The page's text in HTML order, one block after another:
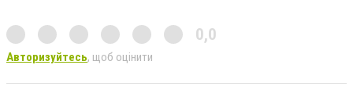
0,0
Авторизуйтесь, щоб оцінити